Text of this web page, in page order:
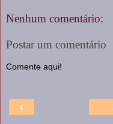
Nenhum comentário:
Postar um comentário
Comente aqui!
‹